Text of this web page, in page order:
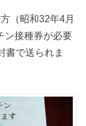
（昭和32年4月
ン接種券が必要
書で送られま